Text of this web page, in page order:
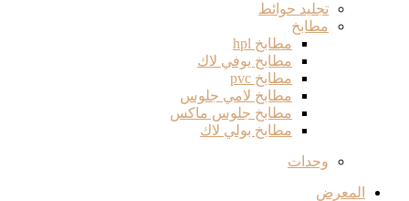
تجليد حوائط
مطابخ
مطابخ hpl
مطابخ يوفي لاك
مطابخ pvc
مطابخ لامي جلوس
مطابخ جلوس ماكس
مطابخ بولي لاك
وحدات
المعرض